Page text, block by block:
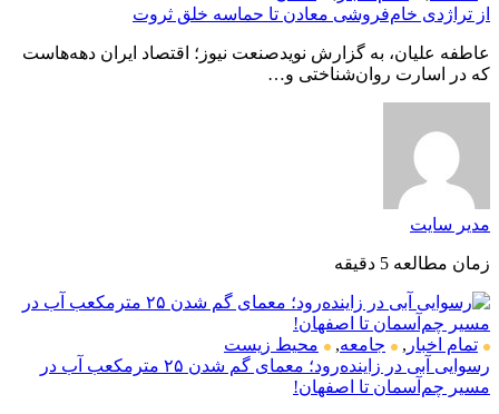
از تراژدی خام‌فروشی معادن تا حماسه خلق ثروت
عاطفه علیان، به گزارش نویدصنعت نیوز؛ اقتصاد ایران دهه‌هاست
که در اسارت روان‌شناختی و…
مدیر سایت
زمان مطالعه 5 دقیقه
تمام اخبار , جامعه,
محیط زیست
رسوایی آبی در زاینده‌رود؛ معمای گم شدن ۲۵ مترمکعب آب در
مسیر چم‌آسمان تا اصفهان!